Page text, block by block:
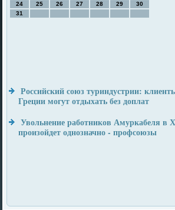
24
25 26 27 28 29
30
31
Российский союз туриндустрии:
Греции могут отдыхать без доплат
Увольнение работников Амуркабеля в
произойдет однозначно - профсоюзы